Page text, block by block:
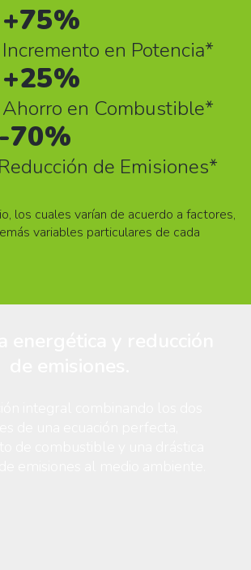
+75%
Incremento en Potencia*
+25%
Ahorro en Combustible*
-70%
Reducción de Emisiones*
los cuales varían de acuerdo a factores,
variables particulares de cada